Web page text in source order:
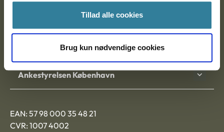
Tillad alle cookies
Brug kun nødvendige cookies
Ankestyrelsen Aalborg
Ankestyrelsen København
EAN: 57 98 000 35 48 21
CVR: 1007 4002